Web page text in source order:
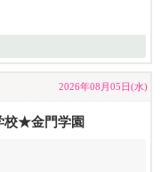
2026年08月05日(水)
校★金門学園